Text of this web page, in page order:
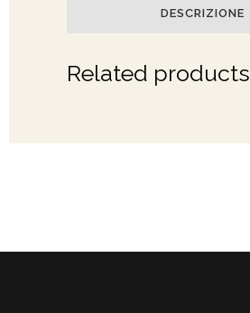
DESCRIZIONE
Related products